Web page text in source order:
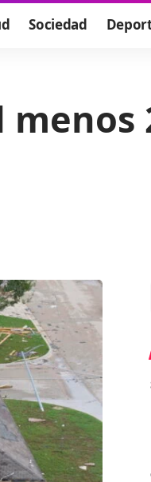
Sociedad